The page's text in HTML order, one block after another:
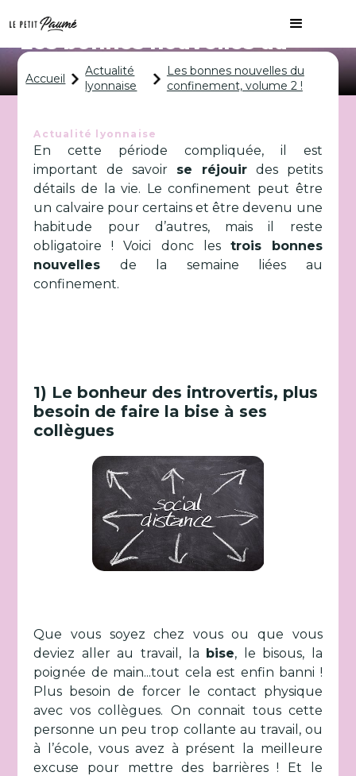
Les bonnes nouvelles du
confinement, volume 2 !
Accueil
Actualité
lyonnaise
Les bonnes nouvelles du
confinement, volume 2 !
Actualité lyonnaise
En cette période compliquée, il est
important de savoir se réjouirdes petits
détails de la vie. Le confinement peut être
un calvaire pour certains et être devenu une
habitude pour d’autres, mais il reste
obligatoire ! Voici donc les trois bonnes
nouvelles de la semaine liées au
confinement.
1) Le bonheur des introvertis, plus
besoin de faire la bise à ses
collègues
Que vous soyez chez vous ou que vous
deviez aller au travail, la bise, le bisous, la
poignée de main...tout cela est enfin banni !
Plus besoin de forcer le contact physique
avec vos collègues. On connait tous cette
personne un peu trop collante au travail, ou
à l’école, vous avez à présent la meilleure
excuse pour mettre des barrières ! Et le